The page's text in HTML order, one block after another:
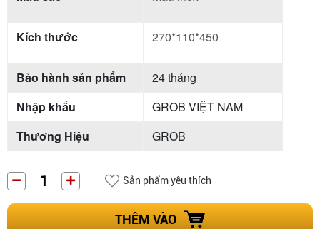
Kích thước 270*110*450
Bảo hành sản phẩm
24 tháng
Nhập khẩu
GROB VIỆT NAM
Thương Hiệu
GROB
Sản phẩm yêu thích
THÊM VÀO